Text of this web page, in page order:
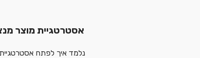
אסטרטגיית מוצר
נלמד איך לפתח